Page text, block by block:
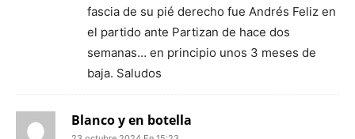
fascia de su pié derecho fue Andrés Feliz en
el partido ante Partizan de hace dos
semanas… en principio unos 3 meses de
baja. Saludos
Blanco y en botella